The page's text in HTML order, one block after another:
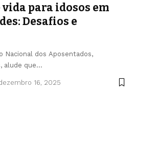
para idosos em
Desafios e
Nacional dos Aposentados,
alude que…
16, 2025